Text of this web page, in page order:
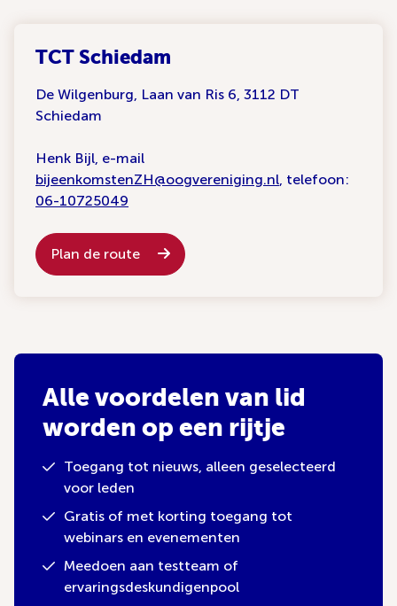
TCT Schiedam
De Wilgenburg, Laan van Ris 6, 3112 DT
Schiedam
Henk Bijl, e-mail
bijeenkomstenZH@oogvereniging.nl, telefoon:
06-10725049
Plan de route
Alle voordelen van lid
worden op een rijtje
Toegang tot nieuws, alleen geselecteerd
voor leden
Gratis of met korting toegang tot
webinars en evenementen
Meedoen aan testteam of
ervaringsdeskundigenpool